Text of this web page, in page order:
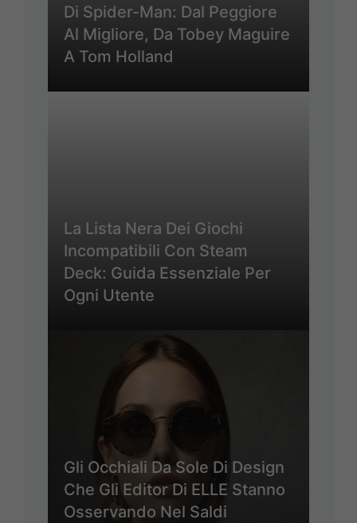
Di Spider-Man: Dal Peggiore
Al Migliore, Da Tobey Maguire
A Tom Holland
La Lista Nera Dei Giochi
Incompatibili Con Steam
Deck: Guida Essenziale Per
Ogni Utente
Gli Occhiali Da Sole Di Design
Che Gli Editor Di ELLE Stanno
Osservando Nel Saldi